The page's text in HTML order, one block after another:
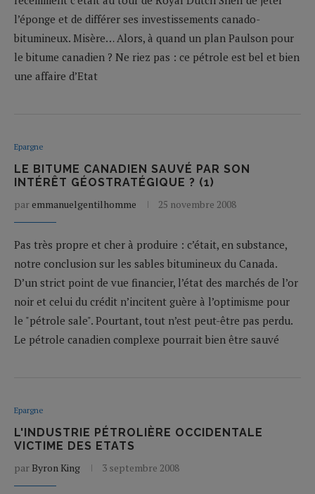
l’éponge et de différer ses investissements canado-
bitumineux. Misère… Alors, à quand un plan Paulson pour
le bitume canadien ? Ne riez pas : ce pétrole est bel et bien
une affaire d’Etat
Epargne
LE BITUME CANADIEN SAUVÉ PAR SON
INTÉRÊT GÉOSTRATÉGIQUE ? (1)
paremmanuelgentilhomme 25 novembre 2008
Pas très propre et cher à produire : c’était, en substance,
notre conclusion sur les sables bitumineux du Canada.
D’un strict point de vue financier, l’état des marchés de l’or
noir et celui du crédit n’incitent guère à l’optimisme pour
le "pétrole sale". Pourtant, tout n’est peut-être pas perdu.
Le pétrole canadien complexe pourrait bien être sauvé
Epargne
L'INDUSTRIE PÉTROLIÈRE OCCIDENTALE
VICTIME DES ETATS
par Byron King 3 septembre 2008